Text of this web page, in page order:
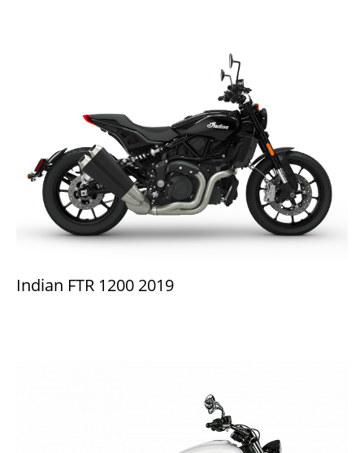
Indian FTR 1200 2019